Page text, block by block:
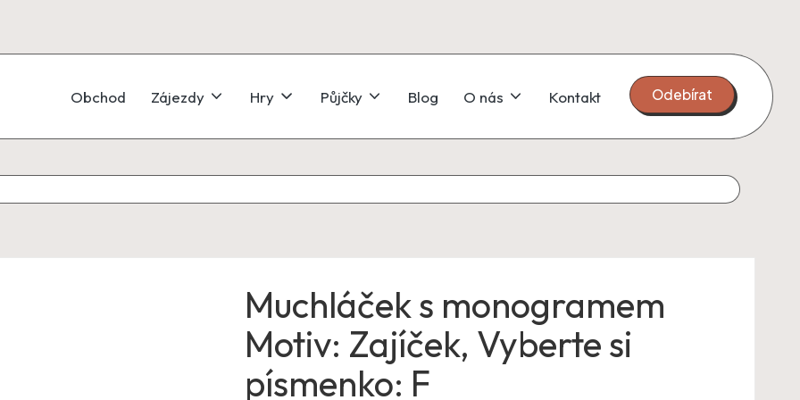
Obchod Zájezdy Hry Půjčky Blog O nás Kontakt Odebírat
Muchláček s monogramem
Motiv: Zajíček, Vyberte si
písmenko: F